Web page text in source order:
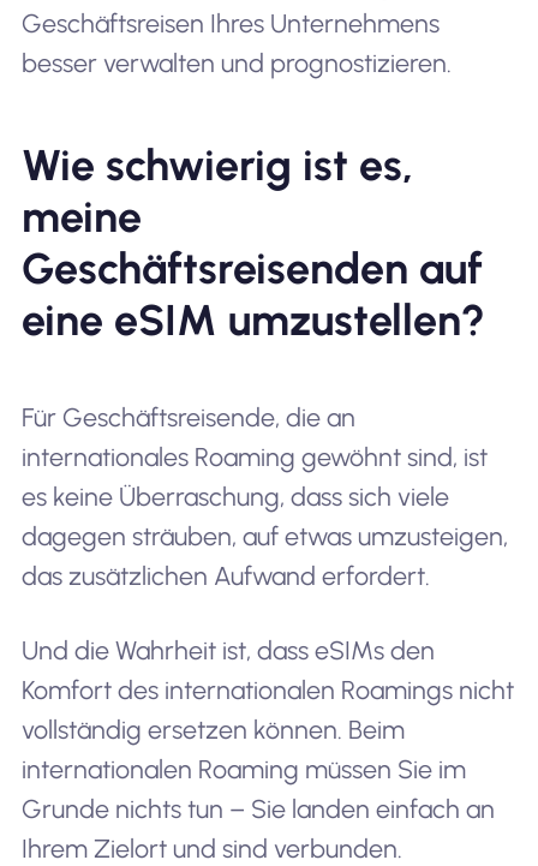
Geschäftsreisen Ihres Unternehmens
besser verwalten und prognostizieren.
Wie schwierig ist es,
meine
Geschäftsreisenden auf
eine eSIM umzustellen?
Für Geschäftsreisende, die an
internationales Roaming gewöhnt sind, ist
es keine Überraschung, dass sich viele
dagegen sträuben, auf etwas umzusteigen,
das zusätzlichen Aufwand erfordert.
Und die Wahrheit ist, dass eSIMs den
Komfort des internationalen Roamings nicht
vollständig ersetzen können. Beim
internationalen Roaming müssen Sie im
Grunde nichts tun – Sie landen einfach an
Ihrem Zielort und sind verbunden.